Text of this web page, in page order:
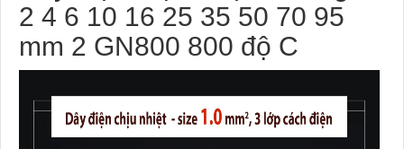
2 4 6 10 16 25 35 50 70 95
mm 2 GN800 800 độ C